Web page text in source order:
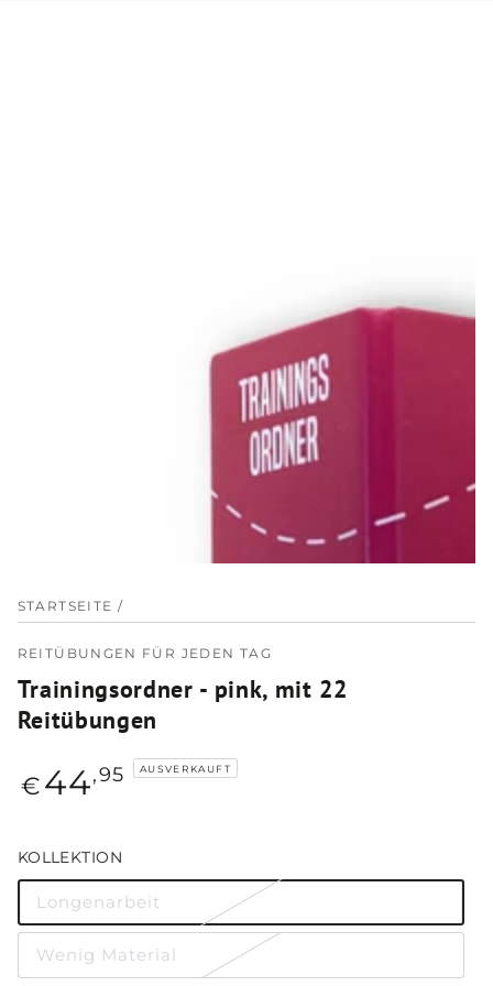
STARTSEITE /
REITÜBUNGEN FÜR JEDEN TAG
Trainingsordner - pink, mit 22
Reitübungen
Regulärer
Preis
€44,95 AUSVERKAUFT
KOLLEKTION
Longenarbeit
Variante
ausverkauft
oder
nicht
verfügbar
Wenig Material
Variante
ausverkauft